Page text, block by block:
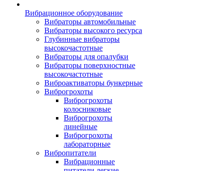
Вибрационное оборудование
Вибраторы автомобильные
Вибраторы высокого ресурса
Глубинные вибраторы
высокочастотные
Вибраторы для опалубки
Вибраторы поверхностные
высокочастотные
Виброактиваторы бункерные
Виброгрохоты
Виброгрохоты
колосниковые
Виброгрохоты
линейные
Виброгрохоты
лабораторные
Вибропитатели
Вибрационные